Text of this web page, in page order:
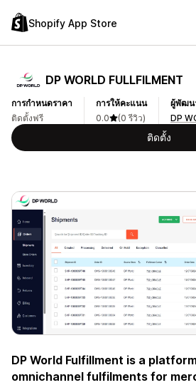
Shopify App Store
DP WORLD FULLFILMENT
การกำหนดราคา
ติดตั้งฟรี
การให้คะแนน
0.0
(0 รีวิว)
ผู้พัฒน
DP
ติดตั้ง
DP World Fulfillment is a
omnichannel fulfilments for